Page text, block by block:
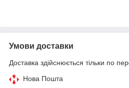
Умови доставки
Доставка здійснюється тільки по
Нова Пошта